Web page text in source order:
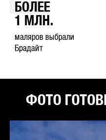
БОЛЕЕ
1
МЛН.
маляров выбрали
Брадайт
ФОТО